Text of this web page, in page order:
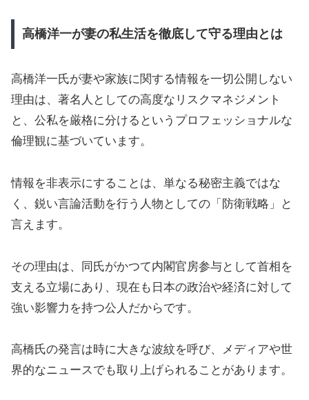
高橋洋一が妻の私生活を徹底して守る理由とは
高橋洋一氏が妻や家族に関する情報を一切公開しない
理由は、著名人としての高度なリスクマネジメント
と、公私を厳格に分けるというプロフェッショナルな
倫理観に基づいています。
情報を非表示にすることは、単なる秘密主義ではな
く、鋭い言論活動を行う人物としての「防衛戦略」と
言えます。
その理由は、同氏がかつて内閣官房参与として首相を
支える立場にあり、現在も日本の政治や経済に対して
強い影響力を持つ公人だからです。
高橋氏の発言は時に大きな波紋を呼び、メディアや世
界的なニュースでも取り上げられることがあります。